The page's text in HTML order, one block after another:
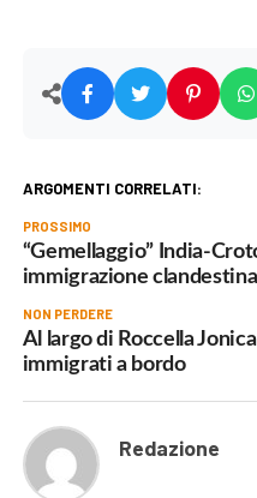
ARGOMENTI CORRELATI:
PROSSIMO
“Gemellaggio” India-
immigrazione clandestina
NON PERDERE
Al largo di Roccella
immigrati a bordo
Redazione